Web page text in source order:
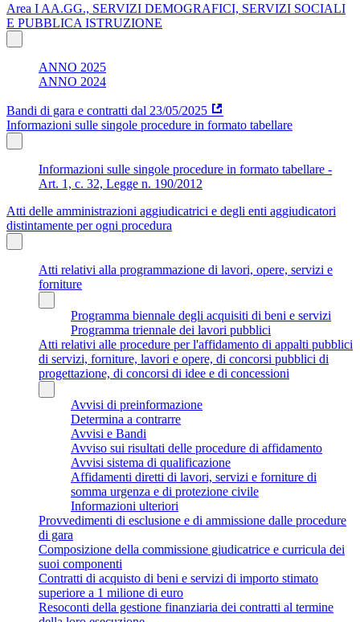
Area I AA.GG., SERVIZI DEMOGRAFICI, SERVIZI SOCIALI
E PUBBLICA ISTRUZIONE
ANNO 2025
ANNO 2024
Bandi di gara e contratti dal 23/05/2025
Informazioni sulle singole procedure in formato tabellare
Informazioni sulle singole procedure in formato tabellare -
Art. 1, c. 32, Legge n. 190/2012
Atti delle amministrazioni aggiudicatrici e degli enti aggiudicatori
distintamente per ogni procedura
Atti relativi alla programmazione di lavori, opere, servizi e
forniture
Programma biennale degli acquisiti di beni e servizi
Programma triennale dei lavori pubblici
Atti relativi alle procedure per l'affidamento di appalti pubblici
di servizi, forniture, lavori e opere, di concorsi pubblici di
progettazione, di concorsi di idee e di concessioni
Avvisi di preinformazione
Determina a contrarre
Avvisi e Bandi
Avviso sui risultati delle procedure di affidamento
Avvisi sistema di qualificazione
Affidamenti diretti di lavori, servizi e forniture di
somma urgenza e di protezione civile
Informazioni ulteriori
Provvedimenti di esclusione e di ammissione dalle procedure
di gara
Composizione della commissione giudicatrice e curricula dei
suoi componenti
Contratti di acquisto di beni e servizi di importo stimato
superiore a 1 milione di euro
Resoconti della gestione finanziaria dei contratti al termine